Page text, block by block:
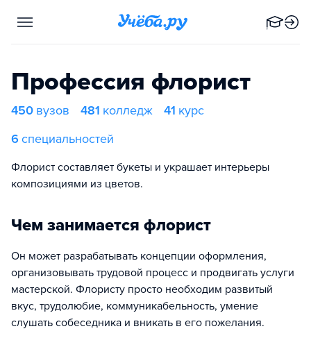
Профессия флорист
450 вузов 481 колледж 41 курс
6 специальностей
Флорист составляет букеты и украшает интерьеры
композициями из цветов.
Чем занимается флорист
Он может разрабатывать концепции оформления,
организовывать трудовой процесс и продвигать услуги
мастерской. Флористу просто необходим развитый
вкус, трудолюбие, коммуникабельность, умение
слушать собеседника и вникать в его пожелания.